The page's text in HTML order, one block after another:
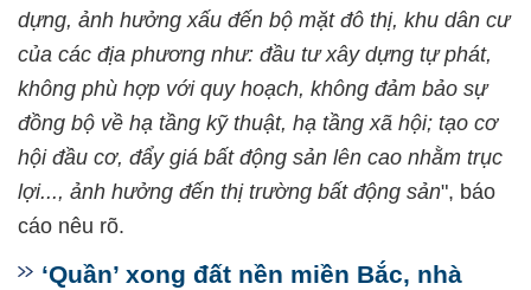
dựng, ảnh hưởng xấu đến bộ mặt đô thị, khu dân cư
của các địa phương như: đầu tư xây dựng tự phát,
không phù hợp với quy hoạch, không đảm bảo sự
đồng bộ về hạ tầng kỹ thuật, hạ tầng xã hội; tạo cơ
hội đầu cơ, đẩy giá bất động sản lên cao nhằm trục
lợi..., ảnh hưởng đến thị trường bất động sản", báo
cáo nêu rõ.
‘Quần’ xong đất nền miền Bắc, nhà